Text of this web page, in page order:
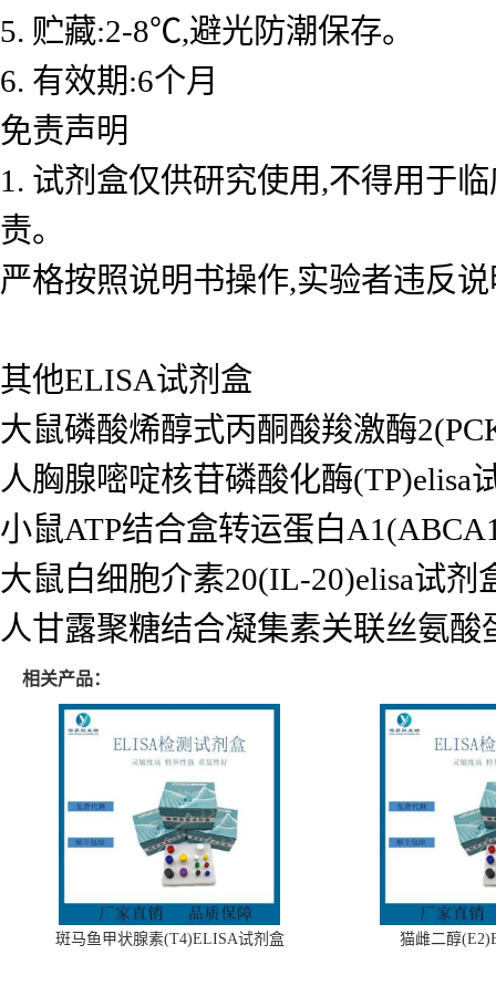
5. 贮藏:2-8℃,避光防潮保存。
6. 有效期:6个月
免责声明
1. 试剂盒仅供研究使用,不得用于
责。
严格按照说明书操作,实验者违反
其他ELISA试剂盒
大鼠磷酸烯醇式丙酮酸羧激酶
人胸腺嘧啶核苷磷酸化酶(TP)elisa
小鼠ATP结合盒转运蛋白
大鼠白细胞介素20(IL-20)elisa试剂
人甘露聚糖结合凝集素关联丝氨酸
相关产品：
斑马鱼甲状腺素(T4)ELISA试剂盒 猫雌二醇